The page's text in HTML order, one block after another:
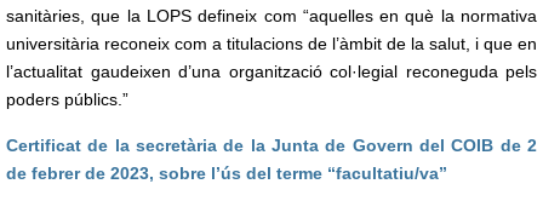
sanitàries, que la LOPS defineix com “aquelles en què la normativa
universitària reconeix com a titulacions de l’àmbit de la salut, i que en
l’actualitat gaudeixen d’una organització col·legial reconeguda pels
poders públics.”
Certificat de la secretària de la Junta de Govern del COIB de 2
de febrer de 2023, sobre l’ús del terme “facultatiu/va”